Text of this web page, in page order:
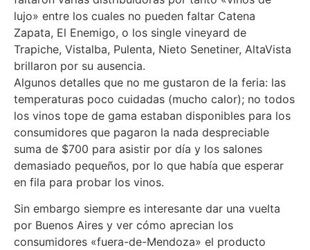
lujo» entre los cuales no pueden faltar Catena
Zapata, El Enemigo, o los single vineyard de
Trapiche, Vistalba, Pulenta, Nieto Senetiner, AltaVista
brillaron por su ausencia.
Algunos detalles que no me gustaron de la feria: las
temperaturas poco cuidadas (mucho calor); no todos
los vinos tope de gama estaban disponibles para los
consumidores que pagaron la nada despreciable
suma de $700 para asistir por día y los salones
demasiado pequeños, por lo que había que esperar
en fila para probar los vinos.
Sin embargo siempre es interesante dar una vuelta
por Buenos Aires y ver cómo aprecian los
consumidores «fuera-de-Mendoza» el producto